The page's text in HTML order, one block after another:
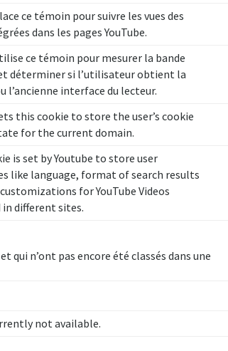
ce témoin pour suivre les vues des
dans les pages YouTube.
ce témoin pour mesurer la bande
déterminer si l’utilisateur obtient la
l’ancienne interface du lecteur.
this cookie to store the user’s cookie
for the current domain.
is set by Youtube to store user
like language, format of search results
for YouTube Videos
in different sites.
qui n’ont pas encore été classés dans une
not available.